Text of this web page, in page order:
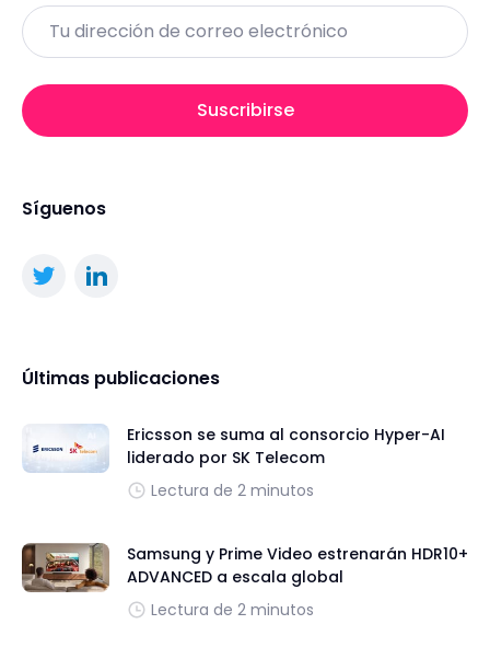
Email
Suscribirse
Síguenos
Últimas publicaciones
Ericsson se suma al consorcio Hyper-AI
liderado por SK Telecom
Lectura de 2 minutos
Samsung y Prime Video estrenarán HDR10+
ADVANCED a escala global
Lectura de 2 minutos